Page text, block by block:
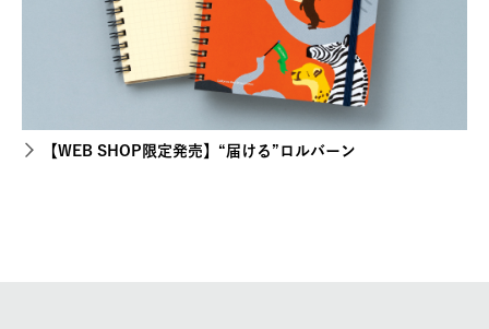
【WEB SHOP限定発売】“届ける”ロルバーン